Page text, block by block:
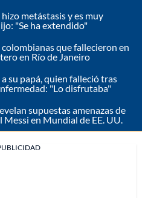
metástasis y es muy
"Se ha extendido"
que fallecieron en
en Río de Janeiro
su papá, quien falleció tras
"Lo disfrutaba"
supuestas amenazas de
en Mundial de EE. UU.